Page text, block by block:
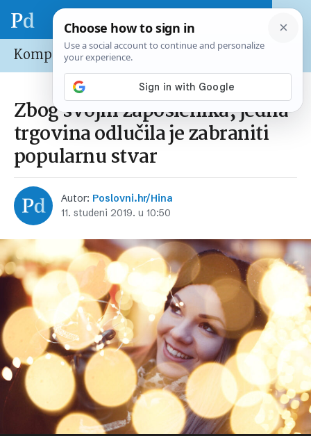
Kompanije
Zbog svojih zaposlenika, jedna
trgovina odlučila je zabraniti
popularnu stvar
Autor: Poslovni.hr/Hina
11. studeni 2019. u 10:50